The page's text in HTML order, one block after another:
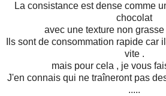
La consistance est dense comme
chocolat
avec une texture non
Ils sont de consommation rapide car
vite .
mais pour cela , je vous
J'en connais qui ne traîneront pas
.....